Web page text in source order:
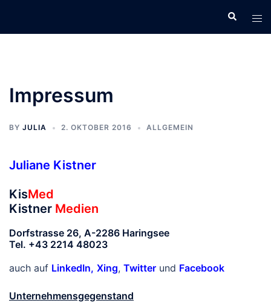
Impressum
BY JULIA 2. OKTOBER 2016 ALLGEMEIN
Juliane Kistner
KisMed
Kistner Medien
Dorfstrasse 26, A-2286 Haringsee
Tel. +43 2214 48023
auch auf LinkedIn, Xing, Twitter und Facebook
Unternehmensgegenstand